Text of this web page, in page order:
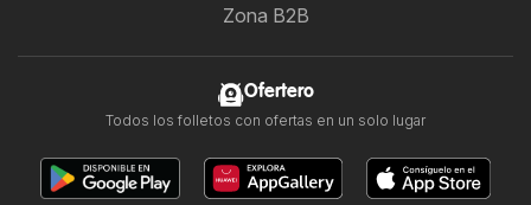
Zona B2B
Ofertero
Todos los folletos con ofertas en un solo lugar